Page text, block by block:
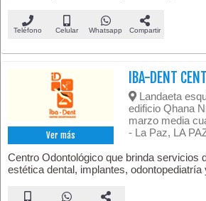
Teléfono Celular Whatsapp Compartir
Ver más
IBA-DENT
Landaeta
edificio Qhana
marzo media
- La Paz, LA
Centro Odontológico que brinda servicios
estética dental, implantes, odontopediatría